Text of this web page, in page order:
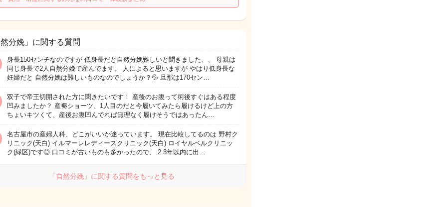
分娩」に関する質問
身長150センチなのですが 低身長だと自然分娩難しいと聞きました、、 母親は
同じ身長で2人自然分娩で産んでます。 人によると思いますが やはり低身長な
妊婦だと 自然分娩は難しいものなのでしょうか？💦 旦那は170セン…
双子で帝王切開された方に聞きたいです！ 産後のお腹って術後すぐはある程度
凹みましたか？ 産褥ショーツ、1人目のだと今履いてみたら履けるけど上の方
ちょいキツくて、産後お腹凹んでれば無理なく履けそうではあったん…
名古屋市の産婦人科、どこがいいか迷っています。 現在比較してるのは 野村ク
リニック(天白) イルマーレレディースクリニック(天白) ロイヤルベルクリニッ
ク(緑区)です◎ 口コミが古いものも多かったので、 2.3年以内に出…
「自然分娩」に関する質問をもっと見る